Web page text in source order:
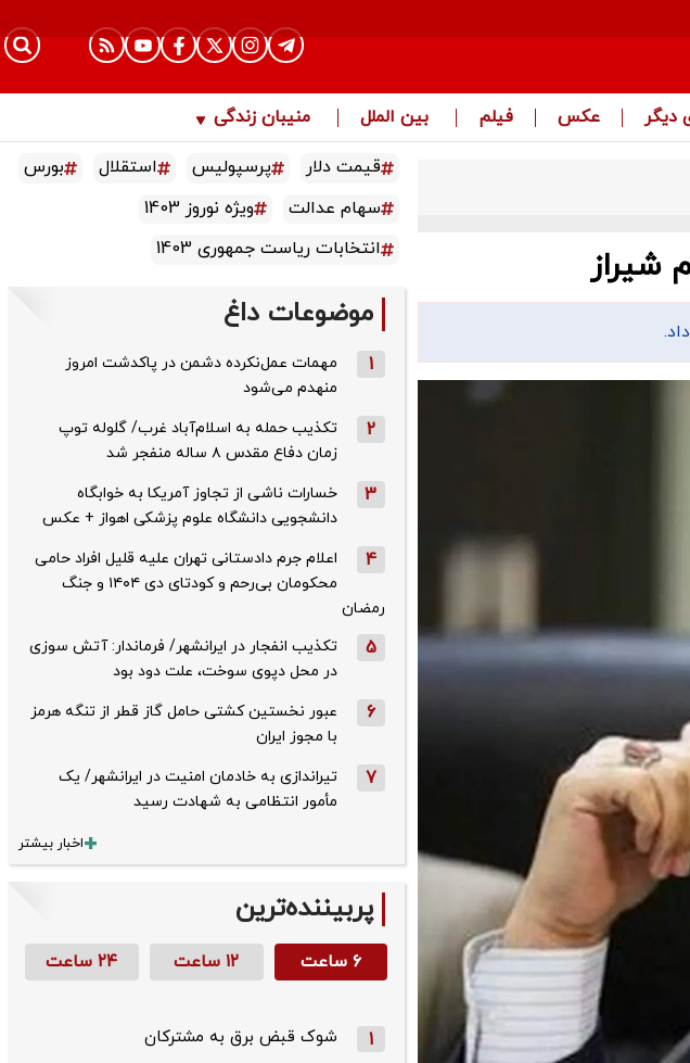
دیگر عکس فیلم بین الملل منیبان زندگی
شیراز
قیمت دلار پرسپولیس استقلال
بورس
سهام عدالت
ویژه نوروز 1403
انتخابات ریاست جمهوری 1403
موضوعات داغ
1
مهمات عمل‌نکرده دشمن در پاکدشت امروز
منهدم می‌شود
2
تکذیب حمله به اسلام‌آباد غرب/ گلوله توپ
زمان دفاع مقدس ۸ ساله منفجر شد
3
خسارات ناشی از تجاوز آمریکا به خوابگاه
دانشجویی دانشگاه علوم پزشکی اهواز + عکس
4
اعلام جرم دادستانی تهران علیه قلیل افراد حامی
محکومان بی‌رحم و کودتای دی‌ ۱۴۰۴ و جنگ
رمضان
5
تکذیب ‌انفجار در ایرانشهر/ فرماندار: آتش سوزی
در محل دپوی سوخت، علت دود بود
6
عبور نخستین کشتی حامل گاز قطر از تنگه هرمز
با مجوز ایران
7
تیراندازی به خادمان امنیت در ایرانشهر/ یک
مأمور انتظامی به شهادت رسید
اخبار بیشتر
پربیننده‌ترین
۶ ساعت ۱۲ ساعت ۲۴ ساعت
1 شوک قبض برق به مشترکان